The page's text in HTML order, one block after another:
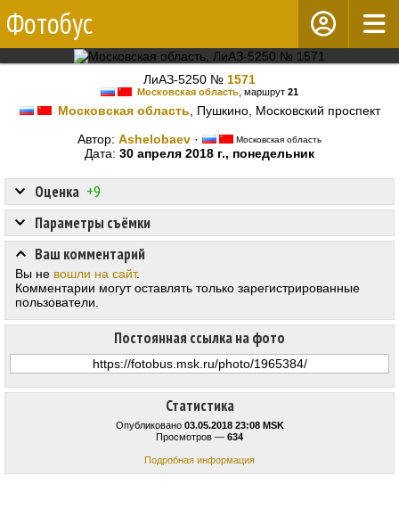
Фотобус
ЛиАЗ-5250 № 1571
Московская область , маршрут 21
Московская область , Пушкино, Московский проспект
Автор: Ashelobaev · Московская область
Дата: 30 апреля 2018 г., понедельник
Статистика
Опубликовано 03.05.2018 23:08 MSK
Просмотров — 634
Подробная информация
Оценка +9
Постоянная ссылка на фото
Параметры съёмки
Ваш комментарий
Вы не вошли на сайт.
Комментарии могут оставлять только зарегистрированные
пользователи.